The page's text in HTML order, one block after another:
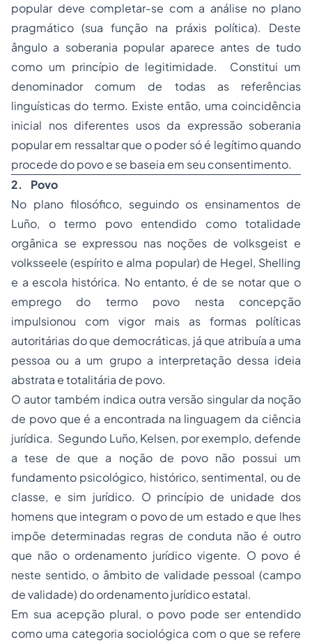
popular deve completar-se com a análise no plano
pragmático (sua função na práxis política). Deste
ângulo a soberania popular aparece antes de tudo
como um princípio de legitimidade. Constitui um
denominador comum de todas as referências
linguísticas do termo. Existe então, uma coincidência
inicial nos diferentes usos da expressão soberania
popular em ressaltar que o poder só é legítimo quando
procede do povo e se baseia em seu consentimento.
2. Povo
No plano filosófico, seguindo os ensinamentos de
Luño, o termo povo entendido como totalidade
orgânica se expressou nas noções de volksgeist e
volksseele (espírito e alma popular) de Hegel, Shelling
e a escola histórica. No entanto, é de se notar que o
emprego do termo povo nesta concepção
impulsionou com vigor mais as formas políticas
autoritárias do que democráticas, já que atribuía a uma
pessoa ou a um grupo a interpretação dessa ideia
abstrata e totalitária de povo.
O autor também indica outra versão singular da noção
de povo que é a encontrada na linguagem da ciência
jurídica. Segundo Luño, Kelsen, por exemplo, defende
a tese de que a noção de povo não possui um
fundamento psicológico, histórico, sentimental, ou de
classe, e sim jurídico. O princípio de unidade dos
homens que integram o povo de um estado e que lhes
impõe determinadas regras de conduta não é outro
que não o ordenamento jurídico vigente. O povo é
neste sentido, o âmbito de validade pessoal (campo
de validade) do ordenamento jurídico estatal.
Em sua acepção plural, o povo pode ser entendido
como uma categoria sociológica com o que se refere